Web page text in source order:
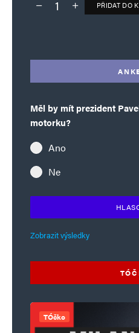
Deník TO – verze bez reklam
PŘIDAT DO
Měl by mít prezident
motorku?
Ano
Ne
Zobrazit výsledky
TÓčko